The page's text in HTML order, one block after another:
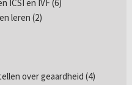
ICSI en IVF (6)
leren (2)
over geaardheid (4)